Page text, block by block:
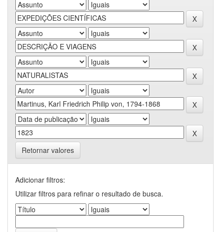
Retornar valores
Adicionar filtros:
Utilizar filtros para refinar o resultado de busca.